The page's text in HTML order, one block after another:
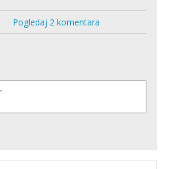
Pogledaj 2 komentara